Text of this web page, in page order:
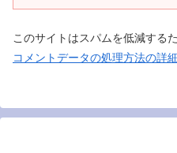
このサイトはスパムを低減する
コメントデータの処理方法の詳